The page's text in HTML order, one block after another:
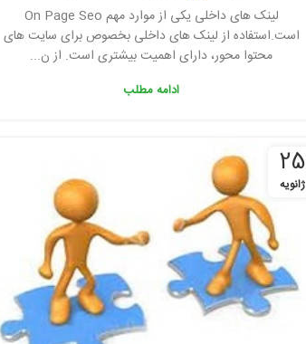
لینک های داخلی یکی از موارد مهم On Page Seo
است.استفاده از لینک های داخلی بخصوص برای سایت های
محتوا محور، دارای اهمیت بیشتری است. از ن...
ادامه مطلب
25
ژانویه